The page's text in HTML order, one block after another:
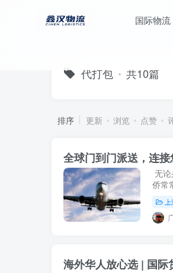
国际物流
代打包 共10篇
排序 更新 浏览 点赞
全球门到门派送，连
无
侨常
上
海外华人放心选 | 国